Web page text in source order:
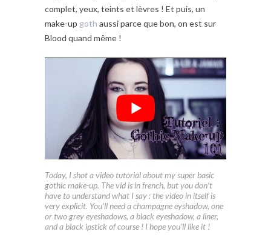
complet, yeux, teints et lèvres ! Et puis, un
make-up goth aussi parce que bon, on est sur
Blood quand même !
Today, I shot a video tutorial about my super basic
gothic make-up. The vid is in french, but you don’t
have to understand what I say : the video in itself is
very explicit. You’ll need a champagne eyshadow, one
or two grey eyeshadows, a black eyeshadow, a liner,
and a black ipstick of course ! I hope you’ll like it !